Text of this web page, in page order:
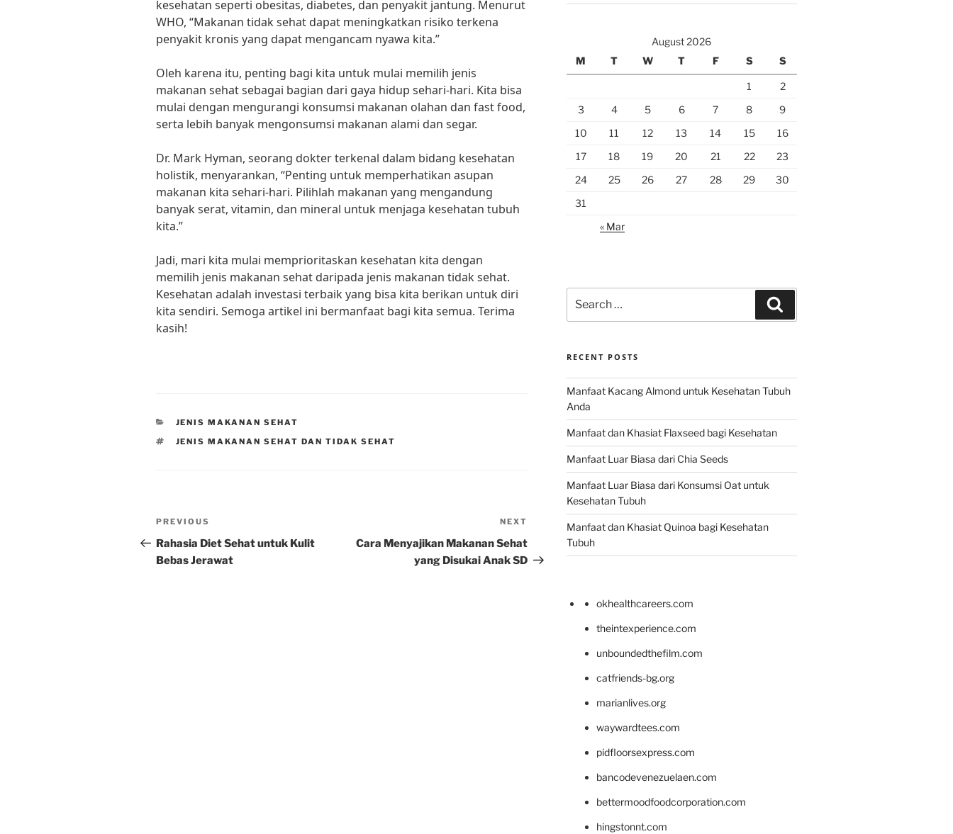
kesehatan seperti obesitas, diabetes, dan penyakit jantung. Menurut
WHO, “Makanan tidak sehat dapat meningkatkan risiko terkena
penyakit kronis yang dapat mengancam nyawa kita.”
Oleh karena itu, penting bagi kita untuk mulai memilih jenis
makanan sehat sebagai bagian dari gaya hidup sehari-hari. Kita bisa
mulai dengan mengurangi konsumsi makanan olahan dan fast food,
serta lebih banyak mengonsumsi makanan alami dan segar.
Dr. Mark Hyman, seorang dokter terkenal dalam bidang kesehatan
holistik, menyarankan, “Penting untuk memperhatikan asupan
makanan kita sehari-hari. Pilihlah makanan yang mengandung
banyak serat, vitamin, dan mineral untuk menjaga kesehatan tubuh
kita.”
Jadi, mari kita mulai memprioritaskan kesehatan kita dengan
memilih jenis makanan sehat daripada jenis makanan tidak sehat.
Kesehatan adalah investasi terbaik yang bisa kita berikan untuk diri
kita sendiri. Semoga artikel ini bermanfaat bagi kita semua. Terima
kasih!
CATEGORIES
JENIS MAKANAN SEHAT
TAGS
JENIS MAKANAN SEHAT DAN TIDAK SEHAT
Post
navigation
Previous
Post
PREVIOUS
Rahasia Diet Sehat untuk Kulit
Bebas Jerawat
Post
NEXT
Cara Menyajikan Makanan Sehat
yang Disukai Anak SD
August 2026
M
T W T F S S
1
2
3
4 5 6 7 8
9
10
11 12 13 14 15
16
17
18 19 20 21 22
23
24
25 26 27 28 29
30
31
« Mar
for:
RECENT POSTS
Manfaat Kacang Almond untuk Kesehatan Tubuh
Anda
Manfaat dan Khasiat Flaxseed bagi Kesehatan
Manfaat Luar Biasa dari Chia Seeds
Manfaat Luar Biasa dari Konsumsi Oat untuk
Kesehatan Tubuh
Manfaat dan Khasiat Quinoa bagi Kesehatan
Tubuh
okhealthcareers.com
theintexperience.com
unboundedthefilm.com
catfriends-bg.org
marianlives.org
waywardtees.com
pidfloorsexpress.com
bancodevenezuelaen.com
bettermoodfoodcorporation.com
hingstonnt.com